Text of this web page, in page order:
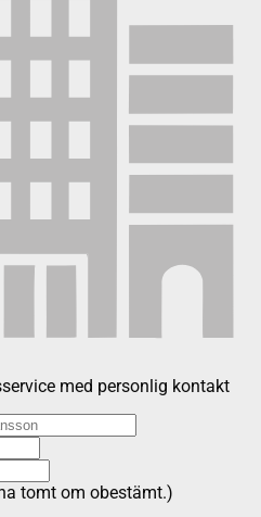
med personlig kontakt
tomt om obestämt.)